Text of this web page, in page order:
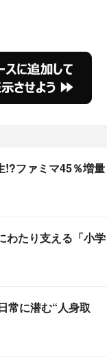
!?ファミマ45％増量
わたり支える「小学
常に潜む“人身取